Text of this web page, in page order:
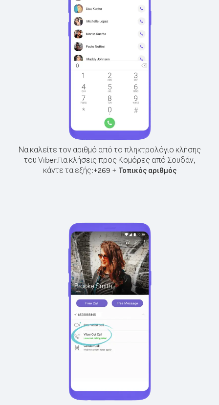
Να καλείτε τον αριθμό από το πληκτρολόγιο κλήσης
του Viber.Για κλήσεις προς Κομόρες από Σουδάν,
κάντε τα εξής:+269 + Τοπικός αριθμός